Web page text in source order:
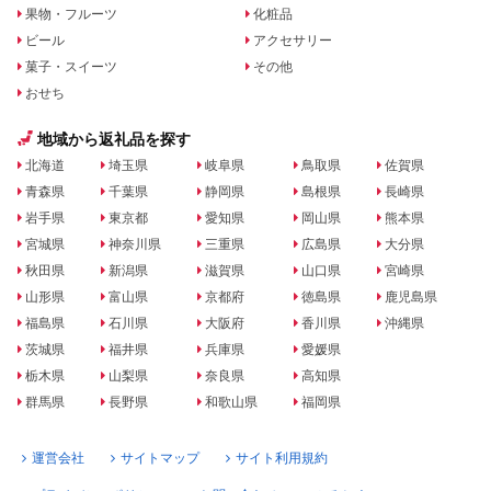
果物・フルーツ
ビール
菓子・スイーツ
おせち
化粧品
アクセサリー
その他
地域から返礼品を探す
北海道
青森県
岩手県
宮城県
秋田県
山形県
福島県
茨城県
栃木県
群馬県
埼玉県
千葉県
東京都
神奈川県
新潟県
富山県
石川県
福井県
山梨県
長野県
岐阜県
静岡県
愛知県
三重県
滋賀県
京都府
大阪府
兵庫県
奈良県
和歌山県
鳥取県
島根県
岡山県
広島県
山口県
徳島県
香川県
愛媛県
高知県
福岡県
佐賀県
長崎県
熊本県
大分県
宮崎県
鹿児島県
沖縄県
運営会社 サイトマップ サイト利用規約